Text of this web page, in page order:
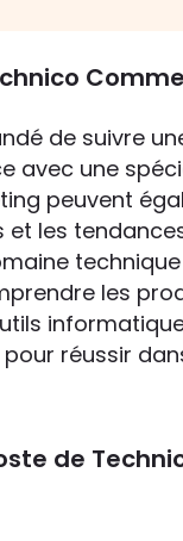
de suivre
avec une
peuvent
et les
les
réussir
de